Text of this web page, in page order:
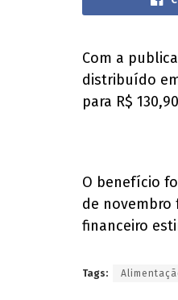
Com a
distribuído
para R$
O benefício
de novembro
financeiro
Tags: